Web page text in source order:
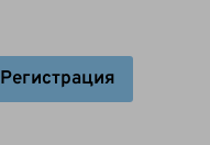
Регистрация